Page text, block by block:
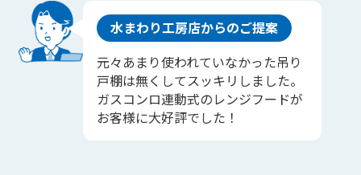
水まわり工房店からのご提案
元々あまり使われていなかった吊り
戸棚は無くしてスッキリしました。
ガスコンロ連動式のレンジフードが
お客様に大好評でした！